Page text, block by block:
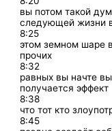
вы потом такой
следующей жизни
8:25
этом земном шаре
прочих
8:32
равных вы начте
получается эффект
8:38
что тот кто
8:45